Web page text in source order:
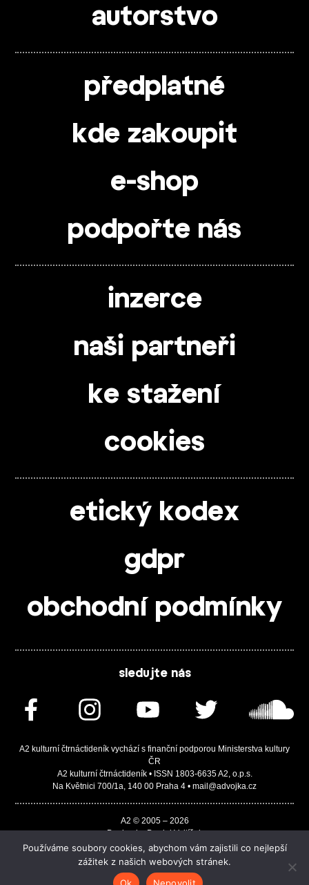
autorstvo
předplatné
kde zakoupit
e-shop
podpořte nás
inzerce
naši partneři
ke stažení
cookies
etický kodex
gdpr
obchodní podmínky
sledujte nás
A2 kulturní čtrnáctideník vychází s finanční podporou Ministerstva kultury
ČR
A2 kulturní čtrnáctideník • ISSN 1803-6635 A2, o.p.s.
Na Květnici 700/1a, 140 00 Praha 4 • mail@advojka.cz
A2 © 2005 – 2026
Design by Daniel Vojtíšek
Built by JASA-IT & ChSoft
Používáme soubory cookies, abychom vám zajistili co nejlepší
zážitek z našich webových stránek.
Ok
Nepovolit